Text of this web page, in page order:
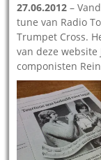
27.06.2012 –
tune van Radio
Trumpet Cross.
van deze
componisten